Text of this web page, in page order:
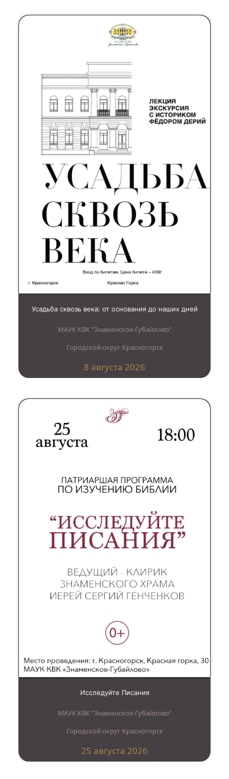
Усадьба сквозь века: от основания до наших дней
МАУК КВК "Знаменское-Губайлово"
Городской округ Красногорск
8 августа 2026
Исследуйте Писания
МАУК КВК "Знаменское-Губайлово"
Городской округ Красногорск
25 августа 2026